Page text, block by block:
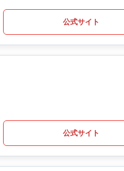
公式サイト
公式サイト